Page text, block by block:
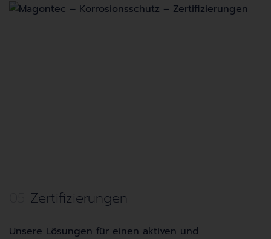
Zertifizierungen
Unsere Lösungen für einen aktiven und